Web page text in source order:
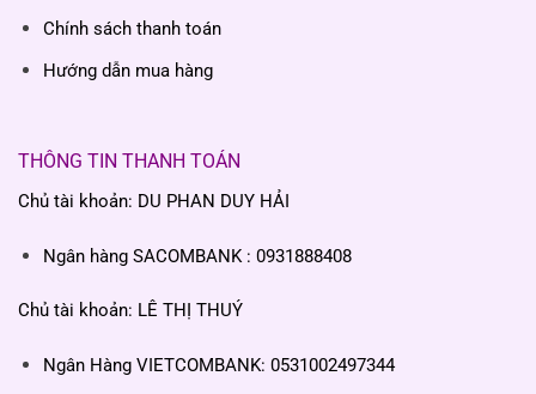
Chính sách thanh toán
Hướng dẫn mua hàng
THÔNG TIN THANH TOÁN
Chủ tài khoản: DU PHAN DUY HẢI
Ngân hàng SACOMBANK : 0931888408
Chủ tài khoản: LÊ THỊ THUÝ
Ngân Hàng VIETCOMBANK: 0531002497344